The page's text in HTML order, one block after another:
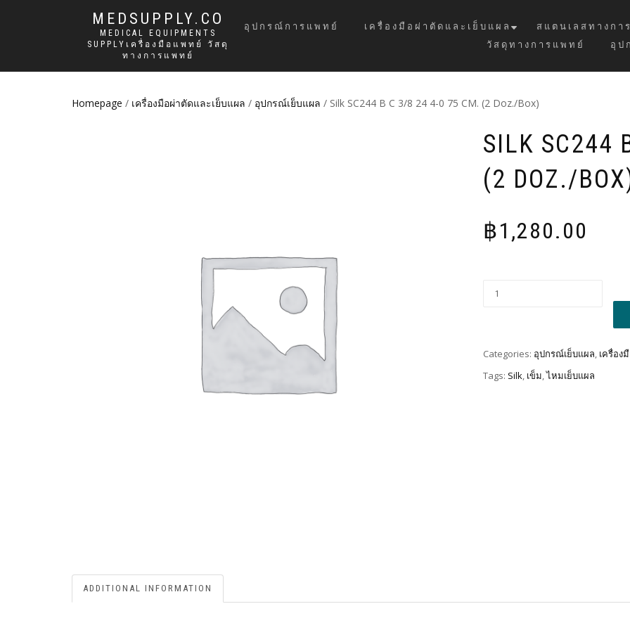
MEDSUPPLY.CO
MEDICAL EQUIPMENTS
SUPPLYเครื่องมือแพทย์ วัสดุ
ทางการแพทย์
อุปกรณ์การแพทย์ เครื่องมือผ่าตัดและเย็บแผล สแตนเลสทางกา
วัสดุทางการแพทย์
อุป
Homepage / เครื่องมือผ่าตัดและเย็บแผล / อุปกรณ์เย็บแผล / Silk SC244 B C 3/8 24 4-0 75 CM. (2 Doz./Box)
SILK SC244
(2 DOZ./
฿1,280.00
Categories: อุปกรณ์เย็บแผล, เครื่อง
Tags: Silk, เข็ม,ไหมเย็บแผล
ADDITIONAL INFORMATION